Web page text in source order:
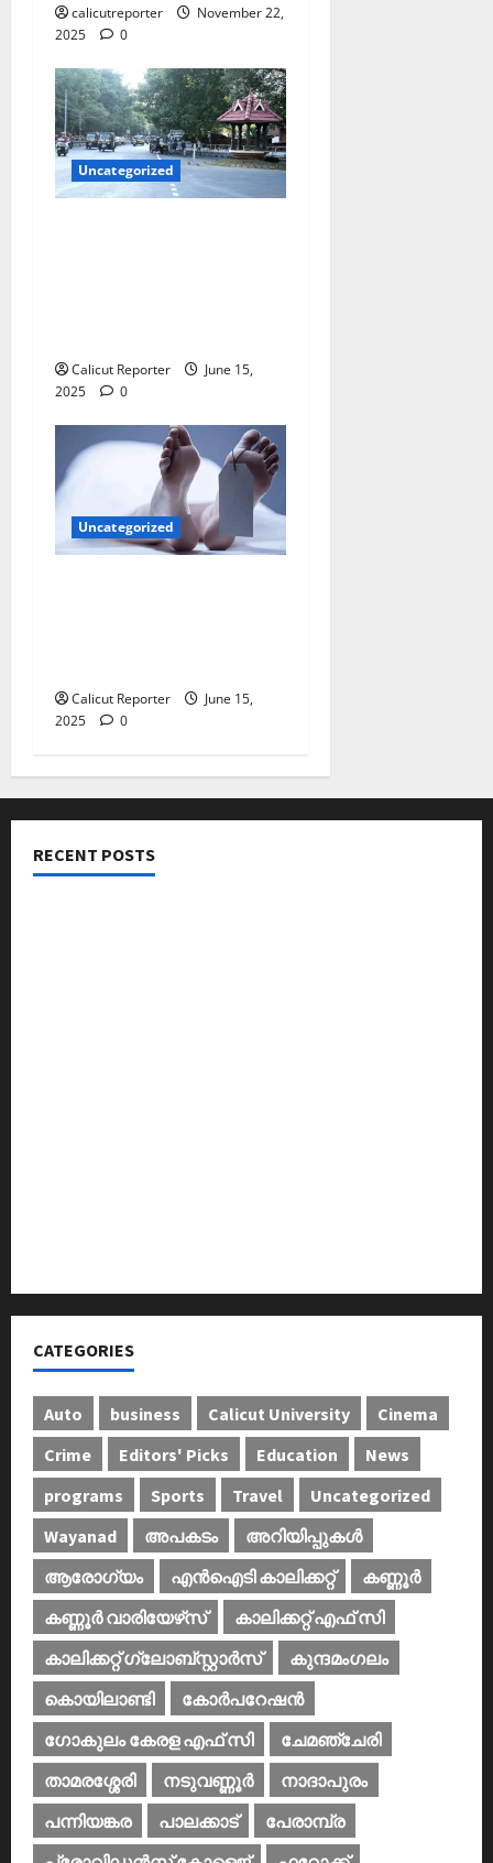
calicutreporter
November 22,
2025
0
Uncategorized
Calicut Reporter
June 15,
2025
0
Uncategorized
Calicut Reporter
June 15,
2025
0
RECENT POSTS
CATEGORIES
Auto business Calicut University
Cinema
Crime
Editors' Picks Education
News
programs
Sports Travel
Uncategorized
Wayanad
അപകടം
അറിയിപ്പുകള്‍
ആരോഗ്യം
എൻഐടി കാലിക്കറ്റ്
കണ്ണൂര്‍
കണ്ണൂര്‍ വാരിയേഴ്‌സ്
കാലിക്കറ്റ് എഫ് സി
കാലിക്കറ്റ് ഗ്ലോബ്സ്റ്റാർസ്
കുന്ദമംഗലം
കൊയിലാണ്ടി
കോര്‍പറേഷന്‍
ഗോകുലം കേരള എഫ് സി
ചേമഞ്ചേരി
താമരശ്ശേരി
നടുവണ്ണൂര്‍
നാദാപുരം
പന്നിയങ്കര
പാലക്കാട്‌
പേരാമ്പ്ര